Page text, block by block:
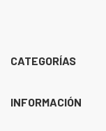
CATEGORÍAS
INFORMACIÓN